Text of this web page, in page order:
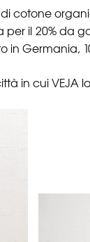
di cotone
il 20% da
in Germania,
in cui VEJA